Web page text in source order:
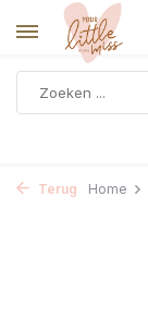
Terug Home